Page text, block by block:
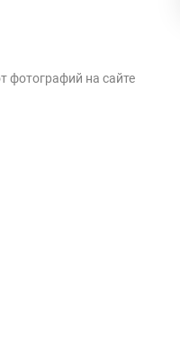
фотографий на сайте